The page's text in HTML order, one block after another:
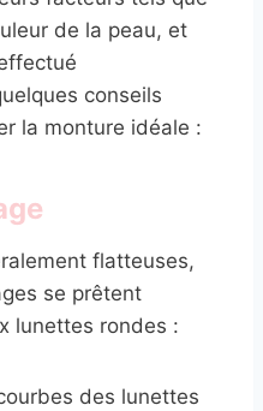
de la peau, et
conseils
la monture idéale :
flatteuses,
se prêtent
lunettes rondes :
des lunettes